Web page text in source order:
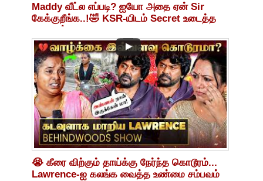
Maddy வீட்ல எப்படி? ஐயோ அதை ஏன் Sir
கேக்குறீங்க..!🤣 KSR-யிடம் Secret உடைத்த
மாதவன்!
😭 கீரை விற்கும் தாய்க்கு நேர்ந்த கொடூரம்...
Lawrence-ஐ கலங்க வைத்த உண்மை சம்பவம்